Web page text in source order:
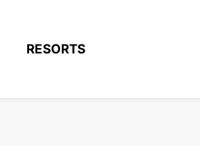
RESORTS